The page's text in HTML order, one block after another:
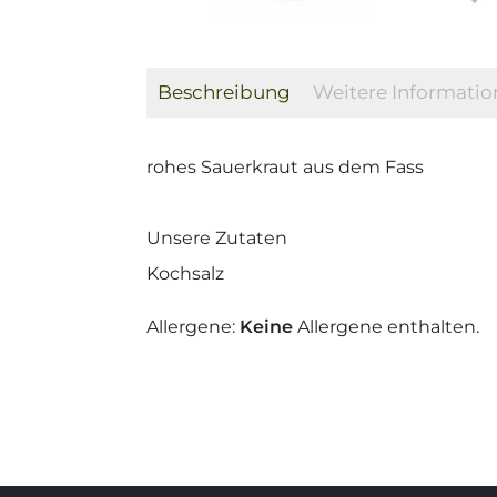
Beschreibung Weitere
rohes Sauerkraut aus dem Fass
Unsere Zutaten
Kochsalz
Allergene: Keine Allergene enthalten.